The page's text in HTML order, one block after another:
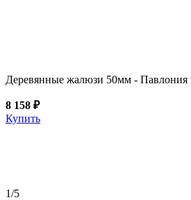
Деревянные жалюзи 50мм - Павлония
8 158 ₽
Купить
1/5